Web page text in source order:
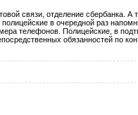
связи, отделение сбербанка. А
в очередной раз
телефонов. Полицейские, в
обязанностей по